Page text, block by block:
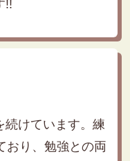
!!
続けています。練
おり、勉強との両